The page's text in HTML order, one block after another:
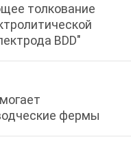
толкование
BDD"
фермы